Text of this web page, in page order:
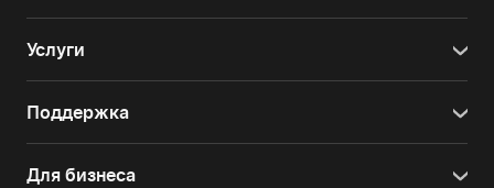
Услуги
Поддержка
Для бизнеса